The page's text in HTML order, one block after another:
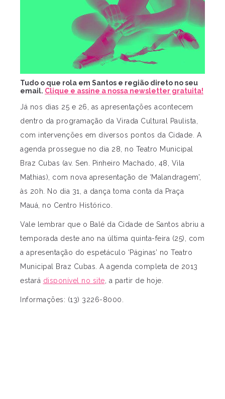
Tudo o que rola em Santos e região direto no seu
email. Clique e assine a nossa newsletter gratuita!
Já nos dias 25 e 26, as apresentações acontecem
dentro da programação da Virada Cultural Paulista,
com intervenções em diversos pontos da Cidade. A
agenda prossegue no dia 28, no Teatro Municipal
Braz Cubas (av. Sen. Pinheiro Machado, 48, Vila
Mathias), com nova apresentação de ‘Malandragem’,
às 20h. No dia 31, a dança toma conta da Praça
Mauá, no Centro Histórico.
Vale lembrar que o Balé da Cidade de Santos abriu a
temporada deste ano na última quinta-feira (25), com
a apresentação do espetáculo ‘Páginas’ no Teatro
Municipal Braz Cubas. A agenda completa de 2013
estará disponível no site , a partir de hoje.
Informações: (13) 3226-8000.